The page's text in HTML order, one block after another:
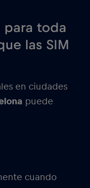
para toda
las SIM
en ciudades
puede
cuando